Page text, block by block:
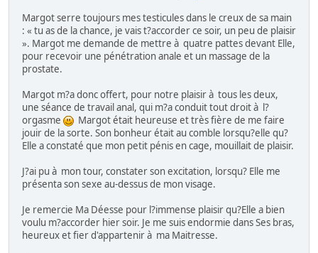
Margot serre toujours mes testicules dans le creux de sa main
: « tu as de la chance, je vais t?accorder ce soir, un peu de plaisir
». Margot me demande de mettre à quatre pattes devant Elle,
pour recevoir une pénétration anale et un massage de la
prostate.
Margot m?a donc offert, pour notre plaisir à tous les deux,
une séance de travail anal, qui m?a conduit tout droit à l?
orgasme
Margot était heureuse et très fière de me faire
jouir de la sorte. Son bonheur était au comble lorsqu?elle qu?
Elle a constaté que mon petit pénis en cage, mouillait de plaisir.
J?ai pu à mon tour, constater son excitation, lorsqu? Elle me
présenta son sexe au-dessus de mon visage.
Je remercie Ma Déesse pour l?immense plaisir qu?Elle a bien
voulu m?accorder hier soir. Je me suis endormie dans Ses bras,
heureux et fier d'appartenir à ma Maitresse.